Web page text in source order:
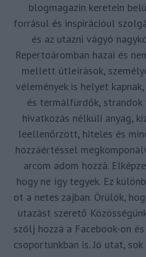
blogmagazin keretein
forrásul és inspirációul
és az utazni vágyó
Repertoáromban hazai és
mellett útleírások,
vélemények is helyet
és termálfürdők, strandok
hivatkozás nélküli anyag,
leellenőrzött, hiteles és
hozzáértéssel
arcom adom hozzá.
hogy ne így tegyek. Ez
ot a netes zajban. Örülök,
utazást szerető
szólj hozzá a Facebook-on
csoportunkban is. Jó utat,